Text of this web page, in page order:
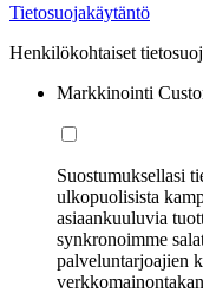
Tietosuojakäytäntö
Henkilökohtaiset
Markkinointi
Suostumuksellasi
ulkopuolisista
asiaankuuluvia
synkronoimme
palveluntarjoajien